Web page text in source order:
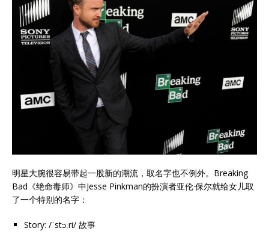
明星大腕很容易带起一股新的潮流，取名字也不例外。Breaking
Bad《绝命毒师》中Jesse Pinkman的扮演者亚伦·保尔就给女儿取
了一个特别的名字：
Story: /ˈstɔːri/ 故事